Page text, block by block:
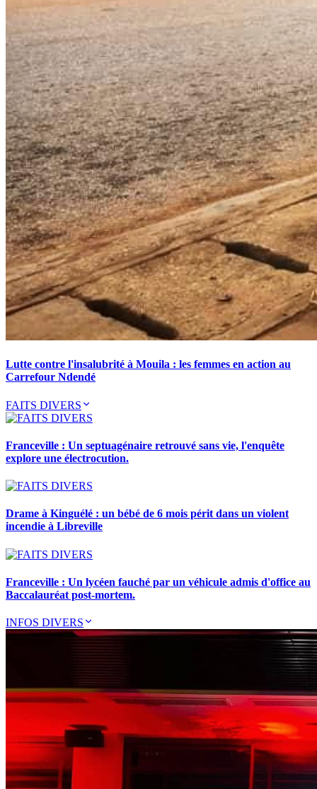
Lutte contre l'insalubrité à Mouila : les femmes en action au
Carrefour Ndendé
FAITS DIVERS
Franceville : Un septuagénaire retrouvé sans vie, l'enquête
explore une électrocution.
Drame à Kinguélé : un bébé de 6 mois périt dans un violent
incendie à Libreville
Franceville : Un lycéen fauché par un véhicule admis d'office au
Baccalauréat post-mortem.
INFOS DIVERS